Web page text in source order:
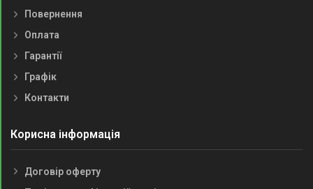
Повернення
Оплата
Гарантії
Графік
Контакти
Корисна інформація
Договір оферту